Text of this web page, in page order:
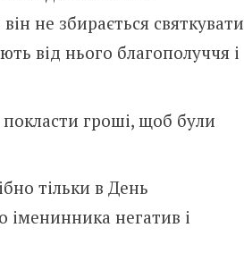
не збирається святкувати
від нього благополуччя і
гроші, щоб були
тільки в День
негатив і